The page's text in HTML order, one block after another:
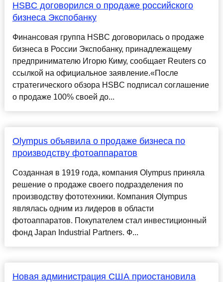
HSBC договорился о продаже российского
бизнеса Экспобанку
Финансовая группа HSBC договорилась о продаже
бизнеса в России Экспобанку, принадлежащему
предпринимателю Игорю Киму, сообщает Reuters со
ссылкой на официальное заявление.«После
стратегического обзора HSBC подписал соглашение
о продаже 100% своей до...
Olympus объявила о продаже бизнеса по
производству фотоаппаратов
Созданная в 1919 года, компания Olympus приняла
решение о продаже своего подразделения по
производству фототехники. Компания Olympus
являлась одним из лидеров в области
фотоаппаратов. Покупателем стал инвестиционный
фонд Japan Industrial Partners. Ф...
Новая администрация США приостановила